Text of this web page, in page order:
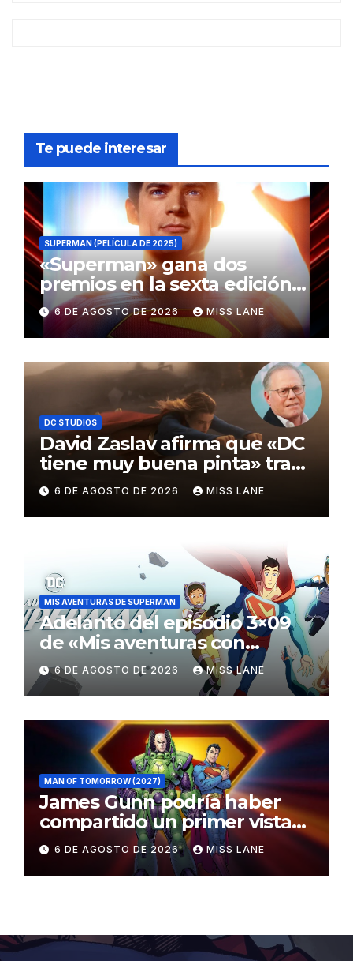
Te puede interesar
SUPERMAN (PELÍCULA DE 2025)
«Superman» gana dos
premios en la sexta edición
de los Critics Choice Super
Awards
6 DE AGOSTO DE 2026 MISS LANE
DC STUDIOS
David Zaslav afirma que «DC
tiene muy buena pinta» tras
el fracaso de «Supergirl»
6 DE AGOSTO DE 2026 MISS LANE
MIS AVENTURAS DE SUPERMAN
Adelanto del episodio 3×09
de «Mis aventuras con
Superman»
6 DE AGOSTO DE 2026 MISS LANE
MAN OF TOMORROW (2027)
James Gunn podría haber
compartido un primer vistazo
al traje de Brainiac
6 DE AGOSTO DE 2026 MISS LANE